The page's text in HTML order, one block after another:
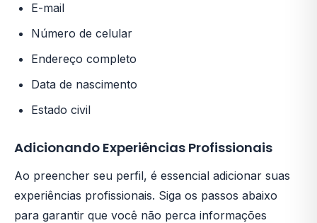
E-mail
Número de celular
Endereço completo
Data de nascimento
Estado civil
Adicionando Experiências Profissionais
Ao preencher seu perfil, é essencial adicionar suas
experiências profissionais. Siga os passos abaixo
para garantir que você não perca informações